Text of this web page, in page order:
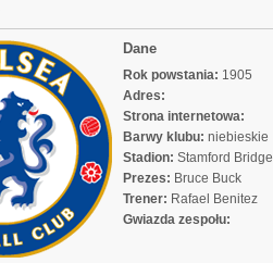
Dane
Rok powstania: 1905
Adres:
Strona internetowa:
Barwy klubu: niebieskie
Stadion: Stamford Bridge
Prezes: Bruce Buck
Trener: Rafael Benitez
Gwiazda zespołu: